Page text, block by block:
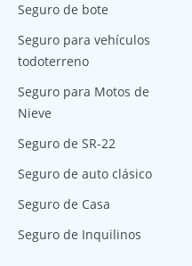
Seguro de bote
Seguro para vehículos
todoterreno
Seguro para Motos de
Nieve
Seguro de SR-22
Seguro de auto clásico
Seguro de Casa
Seguro de Inquilinos